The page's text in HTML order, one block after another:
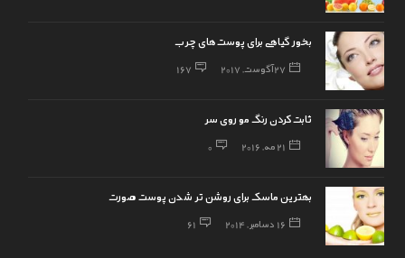
بخور گیاهی برای پوست‌های چرب
27 آگوست, 2017 167
ثابت کردن رنگ مو روی سر
21 مه, 2016 0
بهترین ماسک برای روشن تر شدن پوست صورت
16 دسامبر, 2014 61